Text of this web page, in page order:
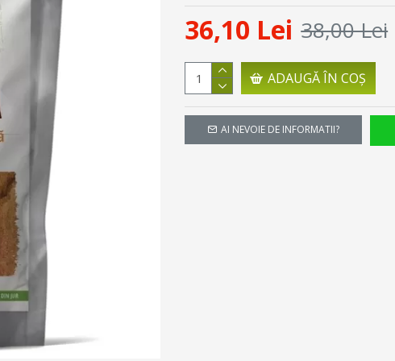
36,10 Lei 38,00 Lei
ADAUGĂ ÎN COŞ
AI NEVOIE DE INFORMATII?